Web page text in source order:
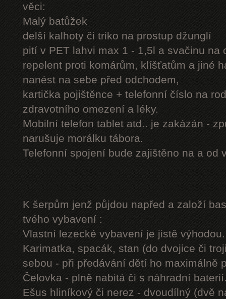
věci:
Malý batůžek
delší kalhoty či triko na prostup džunglí
pití v PET lahvi max 1 - 1,5l a svačinu na
repelent proti komárům, klíšťatům a jiné
nanést na sebe před odchodem,
kartička pojištěnce + telefonní číslo na
zdravotního omezení a léky.
Mobilní telefon tablet atd.. je zakázán -
narušuje morálku tábora.
Telefonní spojení bude zajištěno na a od
K šerpům jenž půjdou napřed a založí
tvého vybavení :
Vlastní lezecké vybavení je jistě výhodou.
Karimatka, spacák, stan (do dvojice či
sebou - při předávání dětí ho maximálně
Čelovka - plně nabitá či s náhradní
Ešus hliníkový či nerez - dvoudílný (dvě